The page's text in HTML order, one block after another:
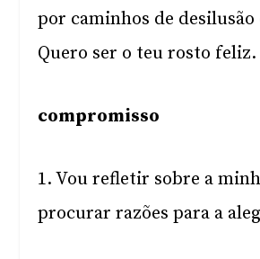
por caminhos de desilusão
Quero ser o teu rosto feliz.
compromisso
1. Vou refletir sobre a
procurar razões para a